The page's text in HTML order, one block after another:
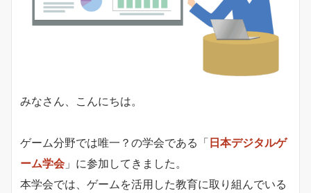
みなさん、こんにちは。
ゲーム分野では唯一？の学会である「 日本デジタルゲ
ーム学会 」に参加してきました。
本学会では、ゲームを活用した教育に取り組んでいる